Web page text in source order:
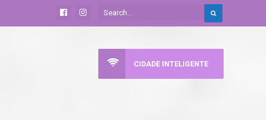
CIDADE INTELIGENTE